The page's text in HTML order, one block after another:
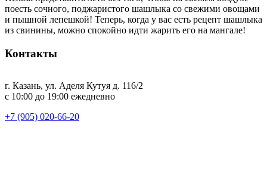
поесть сочного, поджаристого шашлыка со свежими овощами
и пышной лепешкой! Теперь, когда у вас есть рецепт шашлыка
из свинины, можно спокойно идти жарить его на мангале!
Контакты
г. Казань, ул. Аделя Кутуя д. 116/2
с 10:00 до 19:00 ежедневно
+7 (905) 020-66-20